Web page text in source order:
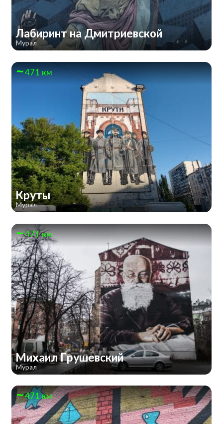
Лабиринт на Дмитриевской
Мурал
471 км
Круты
Мурал
471 км
Михаил Грушевский
Мурал
471 км